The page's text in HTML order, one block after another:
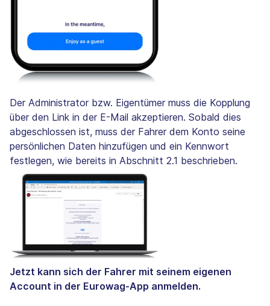
Der Administrator bzw. Eigentümer muss die Kopplung
über den Link in der E-Mail akzeptieren. Sobald dies
abgeschlossen ist, muss der Fahrer dem Konto seine
persönlichen Daten hinzufügen und ein Kennwort
festlegen, wie bereits in Abschnitt 2.1 beschrieben.
Jetzt kann sich der Fahrer mit seinem eigenen
Account in der Eurowag-App anmelden.